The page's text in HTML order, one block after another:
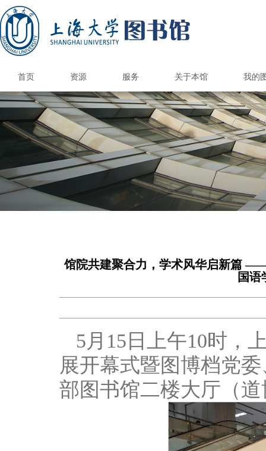
首页 资源
电子资源 数据库导航
CARSI访问数据库
电子期刊导航
上大学术资源地图
电子图书
多媒体资源
校外访问
版权公告
纸本资源 书刊捐赠
新书通告
馆藏报刊目录
国内外图书馆 985高校馆
211高校馆
港澳台高校馆
国外高校馆
国内外公共馆
服务
总台服务 学位论文提交系统
借阅服务 读者指南
开通与使用
借还书
续借
图书预约/委托取书
遗失损坏与赔偿
读者服务总览
阅览室规则
馆际互借/文献传递 馆际互借和文献传
版权声明
补贴政策&收费
联系方式
情报服务 科技查新
查收查引
定题服务
情报分析
核心期刊
读者培训 新生入馆教育
讲座培训
文献检索课程
参观接待
空间服务 自修/研究空间预约
钱伟长馆空间预约
文荟馆空间预约
自助服务 自助借还书
借阅电子书刊
自助选座
书刊荐购
电子资源荐购
关于本馆
本馆概况 校本部
钱伟长
文荟图
联合图
开放时间 校本部
钱伟长
文荟图
联合图
机构组织 图书馆
部门
规章制度 读者
借阅
图书馆
研究与交流 图书馆
图书馆
图书馆
图书馆研究生 研究生
研究
研究
品牌服务 新生
读书
毕业
优质服
馆员天地 图书馆
学术
核心
馆内信
联系我们 联系图
联系专
我的
馆院共建聚合力，学术风华启新篇
国语
5月15日上午10时，
展开幕式暨图博档党
部图书馆二楼大厅（